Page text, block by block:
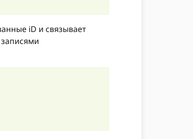
iD и связывает